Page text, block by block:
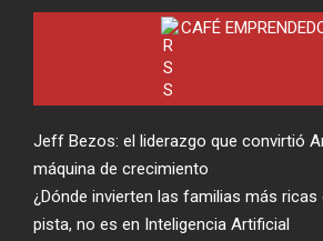
CAFÉ
Jeff Bezos: el liderazgo que convirtió
máquina de crecimiento
¿Dónde invierten las familias más ricas
pista, no es en Inteligencia Artificial